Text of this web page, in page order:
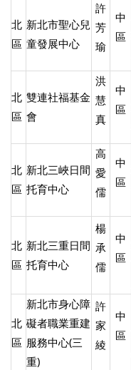
北
區
新北市聖心兒
童發展中心
許
芳
瑜
中
區
北
區
雙連社福基金
會
洪
慧
真
中
區
北
區
新北三峽日間
托育中心
高
愛
儒
中
區
北
區
新北三重日間
托育中心
楊
承
儒
中
區
北
區
新北市身心障
礙者職業重建
服務中心(三
重)
許
家
綾
中
區